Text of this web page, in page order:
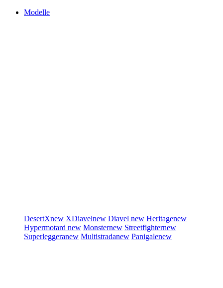
Modelle
DesertXnew XDiavelnew Diavel new Heritagenew
Hypermotard new Monsternew Streetfighternew
Superleggeranew Multistradanew Panigalenew